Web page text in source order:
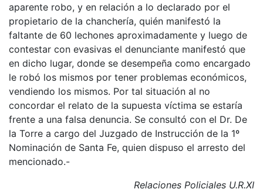
aparente robo, y en relación a lo declarado por el
propietario de la chanchería, quién manifestó la
faltante de 60 lechones aproximadamente y luego de
contestar con evasivas el denunciante manifestó que
en dicho lugar, donde se desempeña como encargado
le robó los mismos por tener problemas económicos,
vendiendo los mismos. Por tal situación al no
concordar el relato de la supuesta víctima se estaría
frente a una falsa denuncia. Se consultó con el Dr. De
la Torre a cargo del Juzgado de Instrucción de la 1º
Nominación de Santa Fe, quien dispuso el arresto del
mencionado.-
Relaciones Policiales U.R.XI